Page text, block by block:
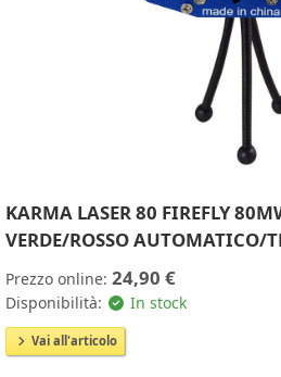
KARMA LASER 80 FIREFLY
VERDE/ROSSO AUTOMATICO/
Prezzo online: 24,90 €
Disponibilità: In stock
Vai all'articolo